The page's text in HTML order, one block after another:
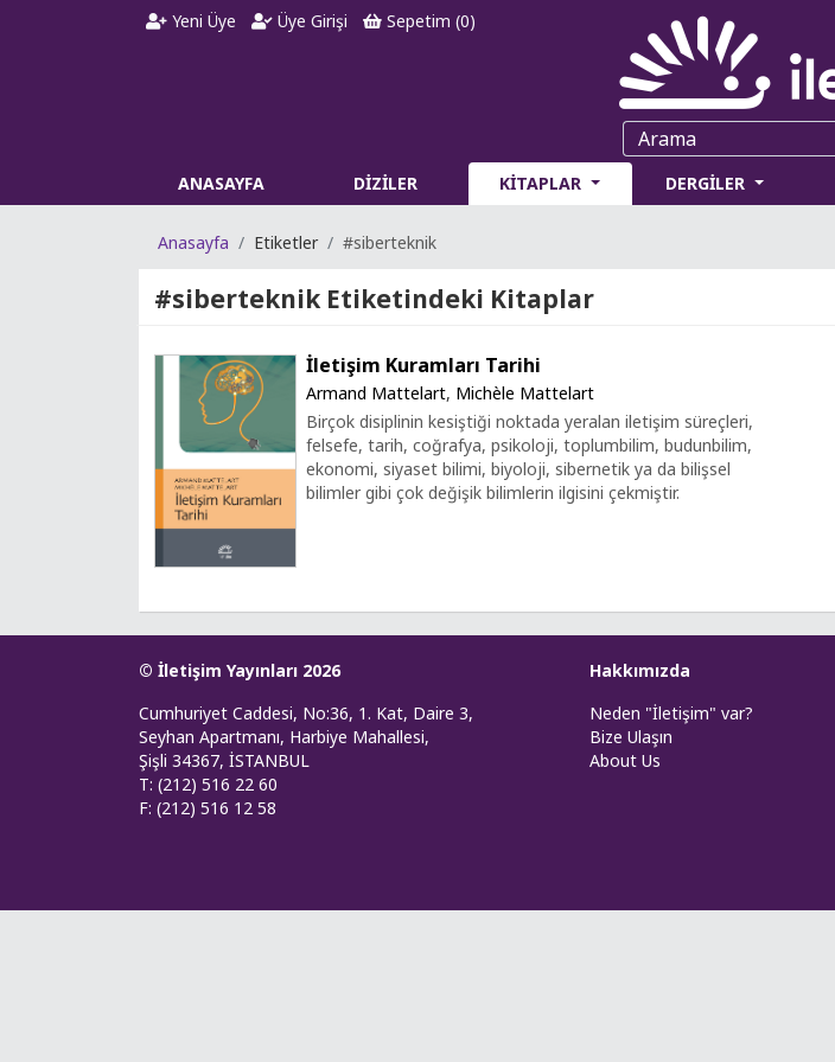
Yeni Üye Üye Girişi Sepetim (0)
ANASAYFA DİZİLER KİTAPLAR DERGİLER
Anasayfa Etiketler #siberteknik
#siberteknik Etiketindeki Kitaplar
İletişim Kuramları Tarihi
Armand Mattelart, Michèle Mattelart
Birçok disiplinin kesiştiği noktada yeralan iletişim süreçleri,
felsefe, tarih, coğrafya, psikoloji, toplumbilim, budunbilim,
ekonomi, siyaset bilimi, biyoloji, sibernetik ya da bilişsel
bilimler gibi çok değişik bilimlerin ilgisini çekmiştir.
© İletişim Yayınları 2026
Cumhuriyet Caddesi, No:36, 1. Kat, Daire 3,
Seyhan Apartmanı, Harbiye Mahallesi,
Şişli 34367, İSTANBUL
T: (212) 516 22 60
F: (212) 516 12 58
Hakkımızda
Neden "İletişim" var?
Bize Ulaşın
About Us